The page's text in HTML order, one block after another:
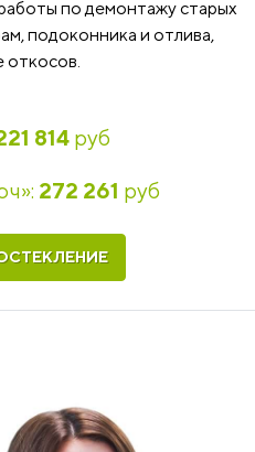
по демонтажу старых
подоконника и отлива,
откосов.
814 руб
272 261 руб